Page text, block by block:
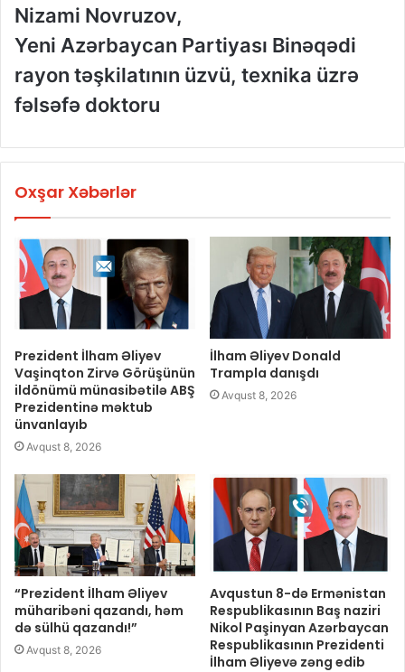
Nizami Novruzov,
Yeni Azərbaycan Partiyası Binəqədi
rayon təşkilatının üzvü, texnika üzrə
fəlsəfə doktoru
Oxşar Xəbərlər
Prezident İlham Əliyev
Vaşinqton Zirvə Görüşünün
ildönümü münasibətilə ABŞ
Prezidentinə məktub
ünvanlayıb
Avqust 8, 2026
İlham Əliyev Donald
Trampla danışdı
Avqust 8, 2026
“Prezident İlham Əliyev
müharibəni qazandı, həm
də sülhü qazandı!”
Avqust 8, 2026
Avqustun 8-də Ermənistan
Respublikasının Baş naziri
Nikol Paşinyan Azərbaycan
Respublikasının Prezidenti
İlham Əliyevə zəng edib